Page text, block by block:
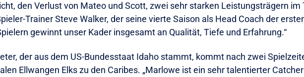
den Verlust von Mateo und Scott, zwei sehr starken Leistungsträgern im
Trainer Steve Walker, der seine vierte Saison als Head Coach der
gewinnt unser Kader insgesamt an Qualität, Tiefe und Erfahrung.“
der aus dem US-Bundesstaat Idaho stammt, kommt nach zwei
Ellwangen Elks zu den Caribes. „Marlowe ist ein sehr talentierter